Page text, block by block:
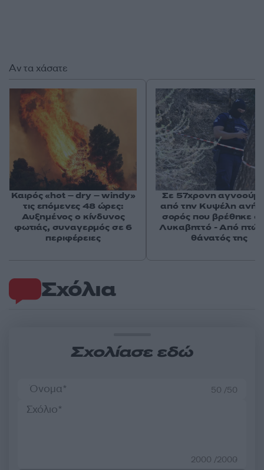
Σχόλια
Σχολίασε εδώ
50 /50
2000 /2000
Αν τα χάσατε
Καιρός «hot – dry – windy»
τις επόμενες 48 ώρες:
Αυξημένος ο κίνδυνος
φωτιάς, συναγερμός σε 6
περιφέρειες
Σε 57χρονη
από την Κυψέλη
σορός που βρέθηκε
Λυκαβηττό - Από
θάνατός της